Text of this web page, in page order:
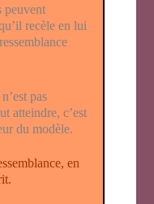
peuvent
recèle en lui
pas
atteindre, c’est
du modèle.
en